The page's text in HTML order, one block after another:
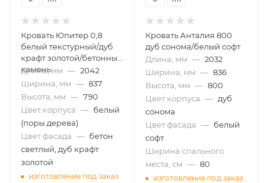
Кровать Юпитер 0,8
белый текстурный/дуб
крафт золотой/бетонный
камень
Длина, мм — 2042
Ширина, мм — 837
Высота, мм — 790
Цвет корпуса — белый
(поры дерева)
Цвет фасада — бетон
светлый, дуб крафт
золотой
изготовление под заказ
Кровать Анталия 800
дуб сонома/белый софт
Длина, мм — 2032
Ширина, мм — 836
Высота, мм — 800
Цвет корпуса — дуб
сонома
Цвет фасада — белый
софт
Ширина спального
места, см — 80
изготовление под заказ